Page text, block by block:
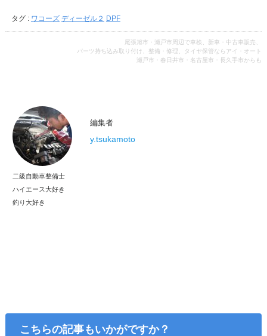
タグ : ワコーズ ディーゼル２ DPF
尾張旭市・瀬戸市周辺で車検、新車・中古車販売、
パーツ持ち込み取り付け、整備・修理、タイヤ保管ならアイ・オート
瀬戸市・春日井市・名古屋市・長久手市からも
編集者
y.tsukamoto
二級自動車整備士
ハイエース大好き
釣り大好き
こちらの記事もいかがですか？